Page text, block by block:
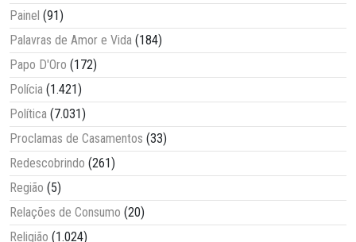
Painel (91)
Palavras de Amor e Vida (184)
Papo D'Oro (172)
Polícia (1.421)
Política (7.031)
Proclamas de Casamentos (33)
Redescobrindo (261)
Região (5)
Relações de Consumo (20)
Religião (1.024)